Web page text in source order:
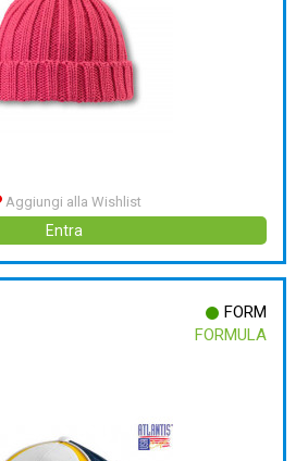
Aggiungi alla Wishlist
Entra
FORM
FORMULA